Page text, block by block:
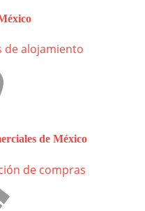
de alojamiento
de México
de compras